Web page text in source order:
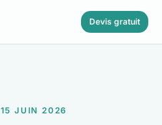
Devis gratuit
15 JUIN 2026